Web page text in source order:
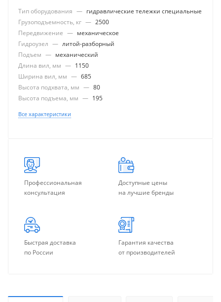
Тип оборудования — гидравлические тележки специальные
Грузоподъемность, кг — 2500
Передвижение — механическое
Гидроузел — литой-разборный
Подъем — механический
Длина вил, мм — 1150
Ширина вил, мм — 685
Высота подхвата, мм — 80
Высота подъема, мм — 195
Все характеристики
Профессиональная
консультация
Доступные цены
на лучшие бренды
Быстрая доставка
по России
Гарантия качества
от производителей